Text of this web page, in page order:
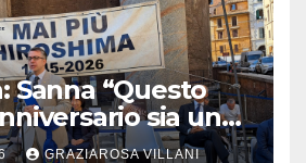
Sanna “Questo
sia un
tutti”
GRAZIAROSA VILLANI